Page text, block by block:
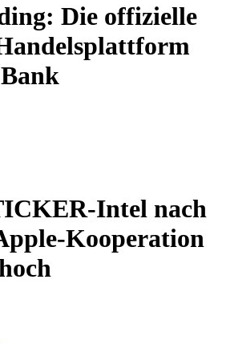
Die offizielle
Intel nach
Kooperation